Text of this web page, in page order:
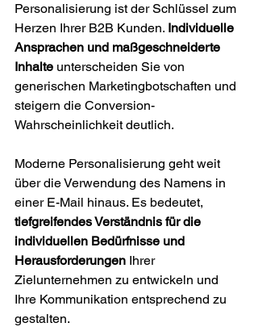
Personalisierung ist der Schlüssel zum
Herzen Ihrer B2B Kunden. Individuelle
Ansprachen und maßgeschneiderte
Inhalte unterscheiden Sie von
generischen Marketingbotschaften und
steigern die Conversion-
Wahrscheinlichkeit deutlich.
Moderne Personalisierung geht weit
über die Verwendung des Namens in
einer E-Mail hinaus. Es bedeutet,
tiefgreifendes Verständnis für die
individuellen Bedürfnisse und
Herausforderungen Ihrer
Zielunternehmen zu entwickeln und
Ihre Kommunikation entsprechend zu
gestalten.